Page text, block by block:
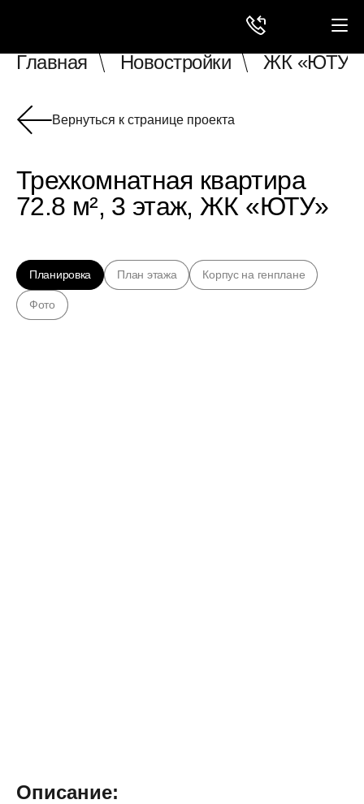
Главная Новостройки ЖК «ЮТУ»
Вернуться к странице проекта
Трехкомнатная квартира
72.8 м², 3 этаж, ЖК «ЮТУ»
Планировка План этажа Корпус на генплане
Фото
Описание: